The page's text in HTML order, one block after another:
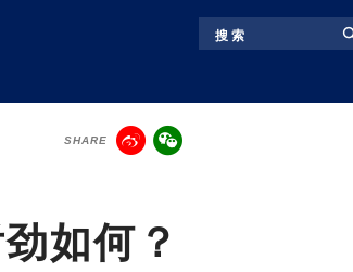
搜 索
SHARE
如何？